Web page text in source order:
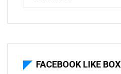
FACEBOOK LIKE BOX